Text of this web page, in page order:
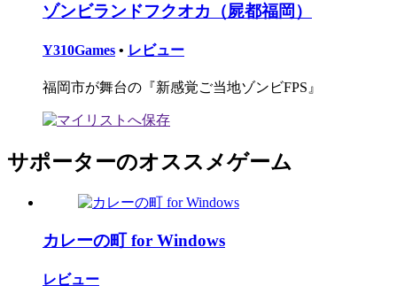
ゾンビランドフクオカ（屍都福岡）
Y310Games • レビュー
福岡市が舞台の『新感覚ご当地ゾンビFPS』
サポーターのオススメゲーム
カレーの町 for Windows
レビュー